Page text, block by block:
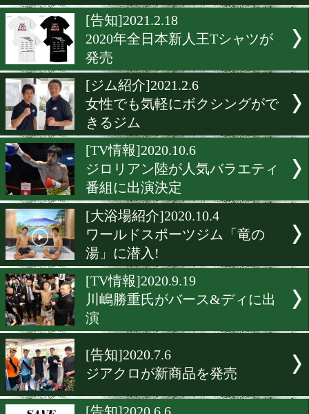
公開
[沖縄便り]2021.3.28
沖縄でキッズイベントを開
[告知]2021.2.18
2020年全日本新人王Tシャ
発売
[ジム紹介]2021.2.6
女性でも気軽にボクシング
きるジム
[TV情報]2020.10.6
ジロリアン陸が人気バラエ
[大浴場紹介]2020.10.4
ワールドスポーツジム「竜
湯」に潜入!